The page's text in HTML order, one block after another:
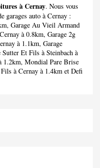
à Cernay. Nous vous
garages auto à Cernay :
Garage Au Vieil Armand
à 0.8km, Garage 2g
à 1.1km, Garage
Sutter Et Fils à Steinbach à
1.2km, Mondial Pare Brise
à Cernay à 1.4km et Defi